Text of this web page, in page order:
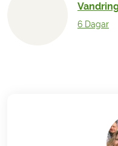
6 Dagar